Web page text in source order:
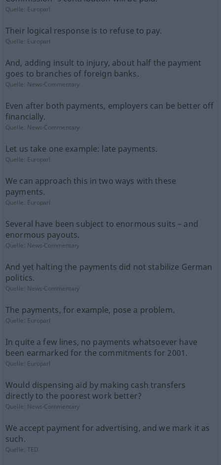
Quelle: Europarl
Their logical response is to refuse to pay.
Quelle: Europarl
And, adding insult to injury, about half the payment
goes to branches of foreign banks.
Quelle: News-Commentary
Even after both payments, employers can be better off
financially.
Quelle: News-Commentary
Let us take one example: late payments.
Quelle: Europarl
We can approach this in two ways with these
payments.
Quelle: Europarl
Several have been subject to enormous suits – and
enormous payouts.
Quelle: News-Commentary
And yet halting the payments did not stabilize German
politics.
Quelle: News-Commentary
The payments, for example, pose a problem.
Quelle: Europarl
In quite a few lines, no payments whatsoever have
been earmarked for the commitments for 2001.
Quelle: Europarl
Would dispensing aid by making cash transfers
directly to the poorest work better?
Quelle: News-Commentary
We accept payment for advertising, and we mark it as
such.
Quelle:TED